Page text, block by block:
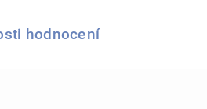
hodnocení